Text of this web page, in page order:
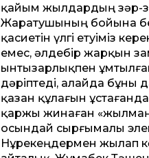
қайым жылдардың зәр-
Жаратушының бойына
қасиетін үлгі етуіміз
емес, әлдебір жарқын
ынтызарлықпен
дәріптеді, алайда бұны
қазан құлағын
қаржы жинаған
осындай сырғымалы
Нұрекеңдермен жылап